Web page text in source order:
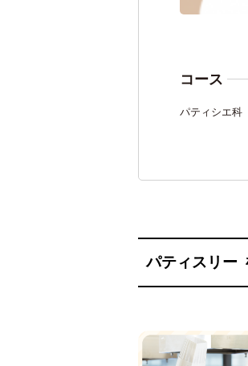
コース
パティシエ科
パティスリー